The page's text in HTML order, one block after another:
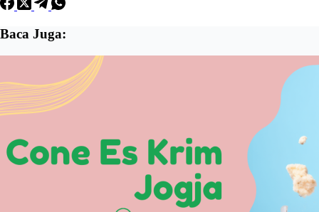
Baca Juga: